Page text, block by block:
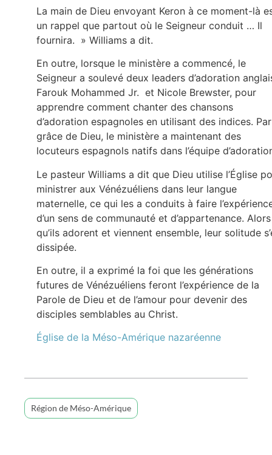
La main de Dieu envoyant Keron à ce moment-là
un rappel que partout où le Seigneur conduit … Il
fournira. » Williams a dit.
En outre, lorsque le ministère a commencé, le
Seigneur a soulevé deux leaders d’adoration
Farouk Mohammed Jr. et Nicole Brewster, pour
apprendre comment chanter des chansons
d’adoration espagnoles en utilisant des indices.
grâce de Dieu, le ministère a maintenant des
locuteurs espagnols natifs dans l’équipe
Le pasteur Williams a dit que Dieu utilise l’Église
ministrer aux Vénézuéliens dans leur langue
maternelle, ce qui les a conduits à faire
d’un sens de communauté et d’appartenance. Alors
qu’ils adorent et viennent ensemble, leur solitude
dissipée.
En outre, il a exprimé la foi que les générations
futures de Vénézuéliens feront l’expérience de la
Parole de Dieu et de l’amour pour devenir des
disciples semblables au Christ.
Église de la Méso-Amérique nazaréenne
Région de Méso-Amérique